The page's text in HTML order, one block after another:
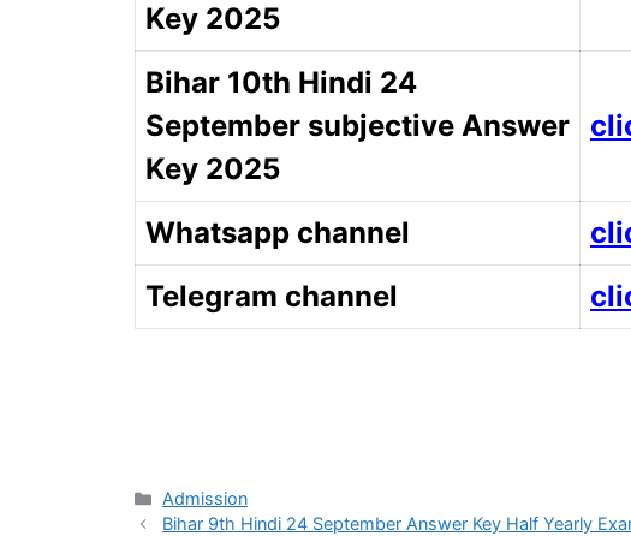
Key 2025
Bihar 10th Hindi 24
September subjective Answer
Key 2025
Whatsapp channel
Telegram channel
Categories
Admission
Bihar 9th Hindi 24 September Answer Key Half Yearly Exam